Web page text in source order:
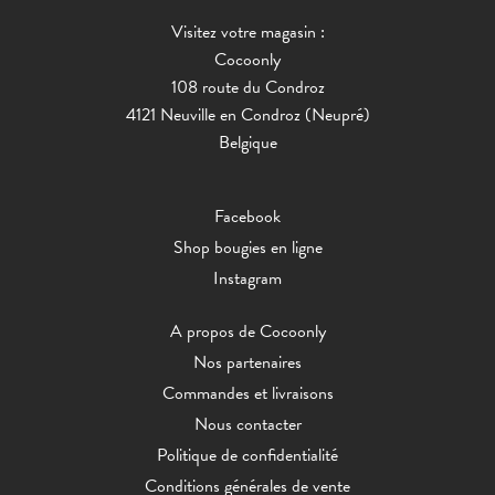
Visitez votre magasin :
Cocoonly
108 route du Condroz
4121 Neuville en Condroz (Neupré)
Belgique
Facebook
Shop bougies en ligne
Instagram
A propos de Cocoonly
Nos partenaires
Commandes et livraisons
Nous contacter
Politique de confidentialité
Conditions générales de vente